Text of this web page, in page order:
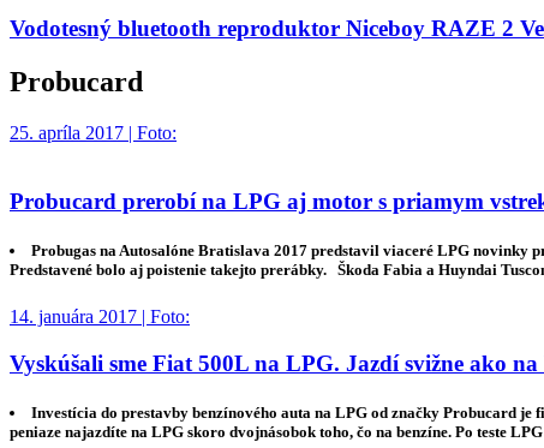
Vodotesný bluetooth reproduktor Niceboy RAZE 2
Probucard
25. apríla 2017 | Foto:
Probucard prerobí na LPG aj motor s priamym
Probugas na Autosalóne Bratislava 2017 predstavil viaceré LPG novinky
Predstavené bolo aj poistenie takejto prerábky. Škoda Fabia a Huyndai
14. januára 2017 | Foto:
Vyskúšali sme Fiat 500L na LPG. Jazdí svižne ako
Investícia do prestavby benzínového auta na LPG od značky Probucard
peniaze najazdíte na LPG skoro dvojnásobok toho, čo na benzíne. Po teste